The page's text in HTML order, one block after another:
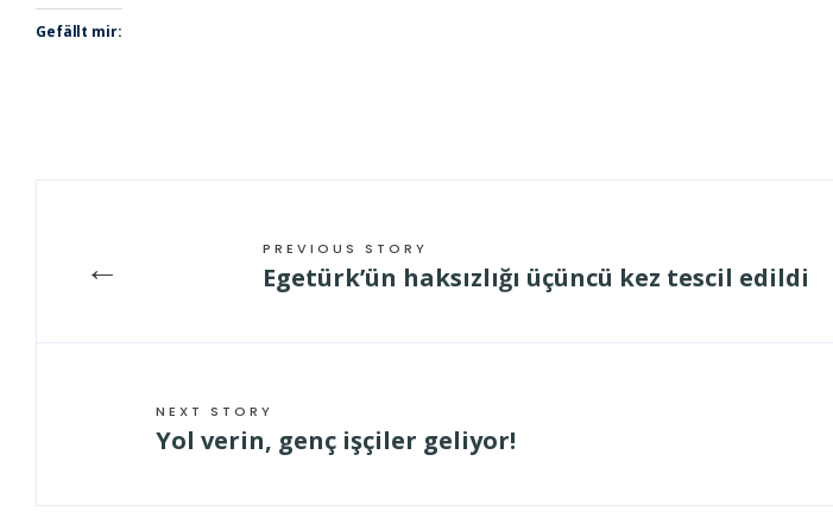
Gefällt mir:
← PREVIOUS STORY
Egetürk’ün haksızlığı üçüncü kez tescil edildi
NEXT STORY
Yol verin, genç işçiler geliyor!